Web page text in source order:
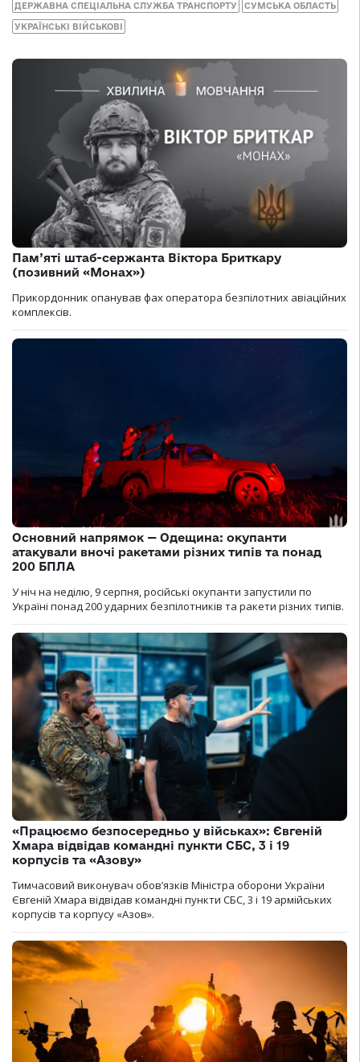
ДЕРЖАВНА СПЕЦІАЛЬНА СЛУЖБА ТРАНСПОРТУ СУМСЬКА ОБЛАСТЬ
УКРАЇНСЬКІ ВІЙСЬКОВІ
Пам’яті штаб-сержанта Віктора Бриткару
(позивний «Монах»)
Прикордонник опанував фах оператора безпілотних авіаційних
комплексів.
Основний напрямок — Одещина: окупанти
атакували вночі ракетами різних типів та понад
200 БПЛА
У ніч на неділю, 9 серпня, російські окупанти запустили по
Україні понад 200 ударних безпілотників та ракети різних типів.
«Працюємо безпосередньо у військах»: Євгеній
Хмара відвідав командні пункти СБС, 3 і 19
корпусів та «Азову»
Тимчасовий виконувач обов’язків Міністра оборони України
Євгеній Хмара відвідав командні пункти СБС, 3 і 19 армійських
корпусів та корпусу «Азов».